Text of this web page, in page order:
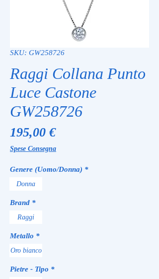
SKU: GW258726
Raggi Collana Punto
Luce Castone
GW258726
195,00 €Prezzo
Spese Consegna
Genere (Uomo/Donna) *
Donna
Brand *
Raggi
Metallo *
Oro bianco
Pietre - Tipo *